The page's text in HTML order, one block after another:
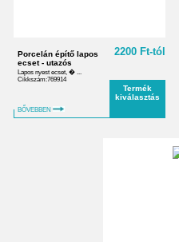
Porcelán építő lapos
ecset - utazós
Lapos nyest ecset, � ...
Cikkszám:769914
BŐVEBBEN
2200 Ft-tól
Termék
kiválasztás